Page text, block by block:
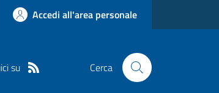
Accedi all'area personale
su Cerca